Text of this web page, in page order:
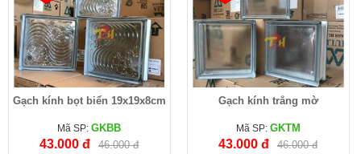
Gạch kính bọt biển 19x19x8cm
Mã SP:GKBB
43.000 đ 46.000 đ
Gạch kính trắng mờ
Mã SP: GKTM
43.000 đ 46.000 đ